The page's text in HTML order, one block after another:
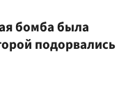
бомба была
подорвались